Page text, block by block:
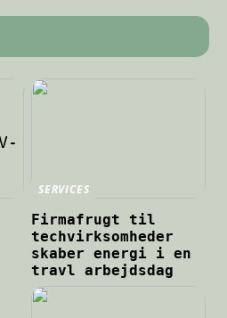
SERVICES
Firmafrugt til
techvirksomheder
skaber energi i en
travl arbejdsdag